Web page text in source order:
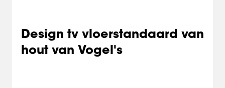
Design tv vloerstandaard van
hout van Vogel's